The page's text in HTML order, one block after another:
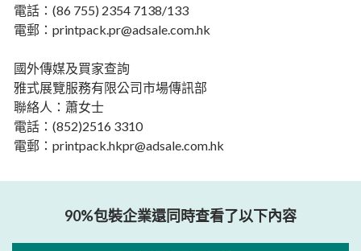
電話：(86 755) 2354 7138/133
電郵：printpack.pr@adsale.com.hk
國外傳媒及買家查詢
雅式展覽服務有限公司市場傳訊部
聯絡人：蕭女士
電話：(852)2516 3310
電郵：printpack.hkpr@adsale.com.hk
90%包裝企業還同時查看了以下內容